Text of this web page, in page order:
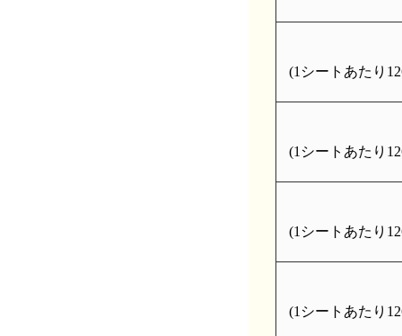
(1シートあたり
(1シートあたり
(1シートあたり
(1シートあたり